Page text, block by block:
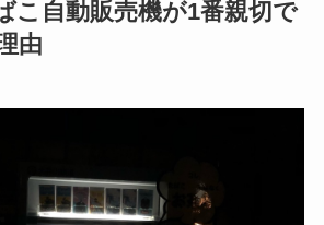
こ自動販売機が1番親切で
由